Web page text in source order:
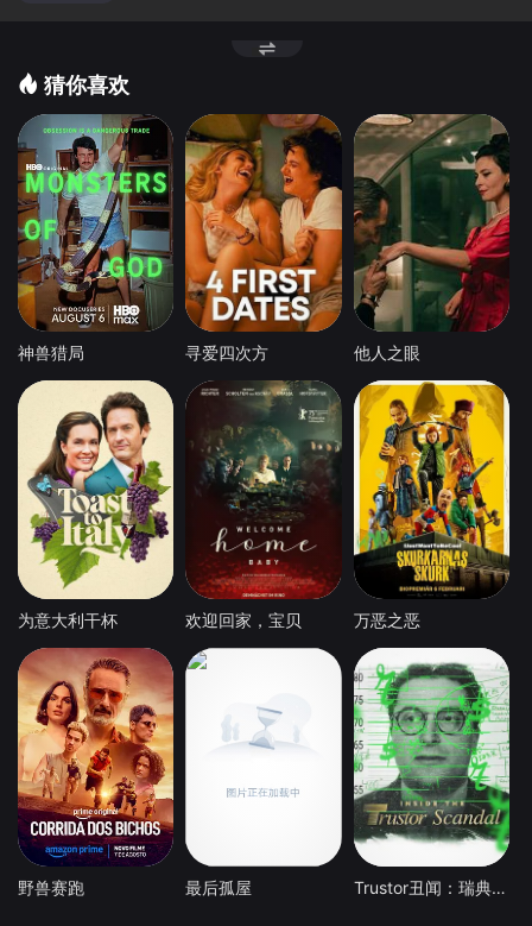
猜你喜欢
神兽猎局 寻爱四次方 他人之眼
为意大利干杯 欢迎回家，宝贝 万恶之恶
野兽赛跑 最后孤屋 Trustor丑闻：瑞典金融案内幕